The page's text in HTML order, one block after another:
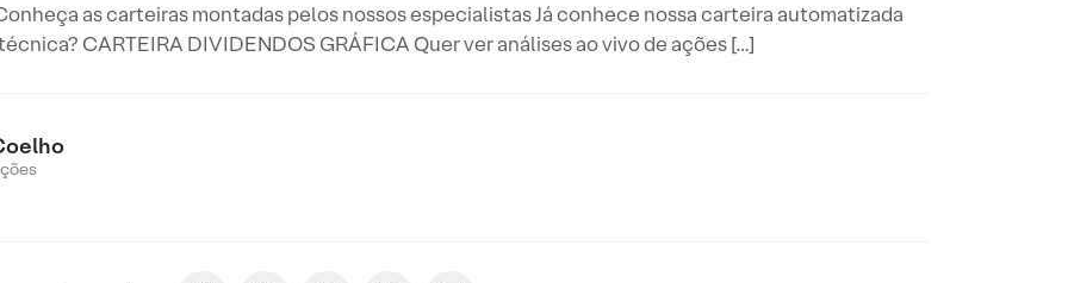
as carteiras montadas pelos nossos especialistas Já conhece nossa carteira automatizada
CARTEIRA DIVIDENDOS GRÁFICA Quer ver análises ao vivo de ações […]